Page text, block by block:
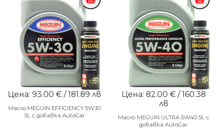
Цена: 93.00 € / 181.89 лв
Масло MEGUIN EFFICIENCY 5W30
5L с добавка AutoGar
Цена: 82.00 € / 160.38
лв
Масло MEGUIN ULTRA 5W40 5L с
добавка AutoGar